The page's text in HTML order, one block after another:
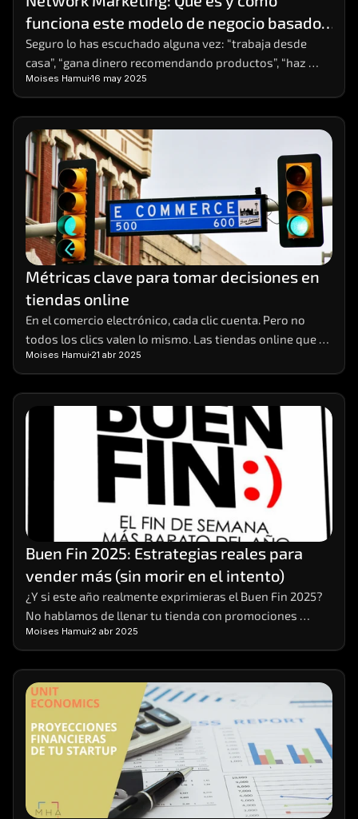
funciona este modelo de negocio basado
en redes
Seguro lo has escuchado alguna vez: “trabaja desde
casa”, “gana dinero recomendando productos”, “haz
crecer tu red y obtén ingresos residuales”. Estas frases,
comunes en redes sociales o eventos de
emprendimiento, suelen estar relacionadas con el
Network Marketing. ¿Pero qué es exactamente y cómo
funciona? ¿Es una estafa o una forma real de generar
ingresos?
Moises Hamui 16 may 2025
Métricas clave para tomar decisiones en
tiendas online
En el comercio electrónico, cada clic cuenta. Pero no
todos los clics valen lo mismo. Las tiendas online que
realmente crecen son aquellas que aprenden a
interpretar los datos detrás de cada visita, compra o
carrito abandonado.
Moises Hamui 21 abr 2025
Buen Fin 2025: Estrategias reales para
vender más (sin morir en el intento)
¿Y si este año realmente exprimieras el Buen Fin 2025?
No hablamos de llenar tu tienda con promociones
Moises Hamui 2 abr 2025